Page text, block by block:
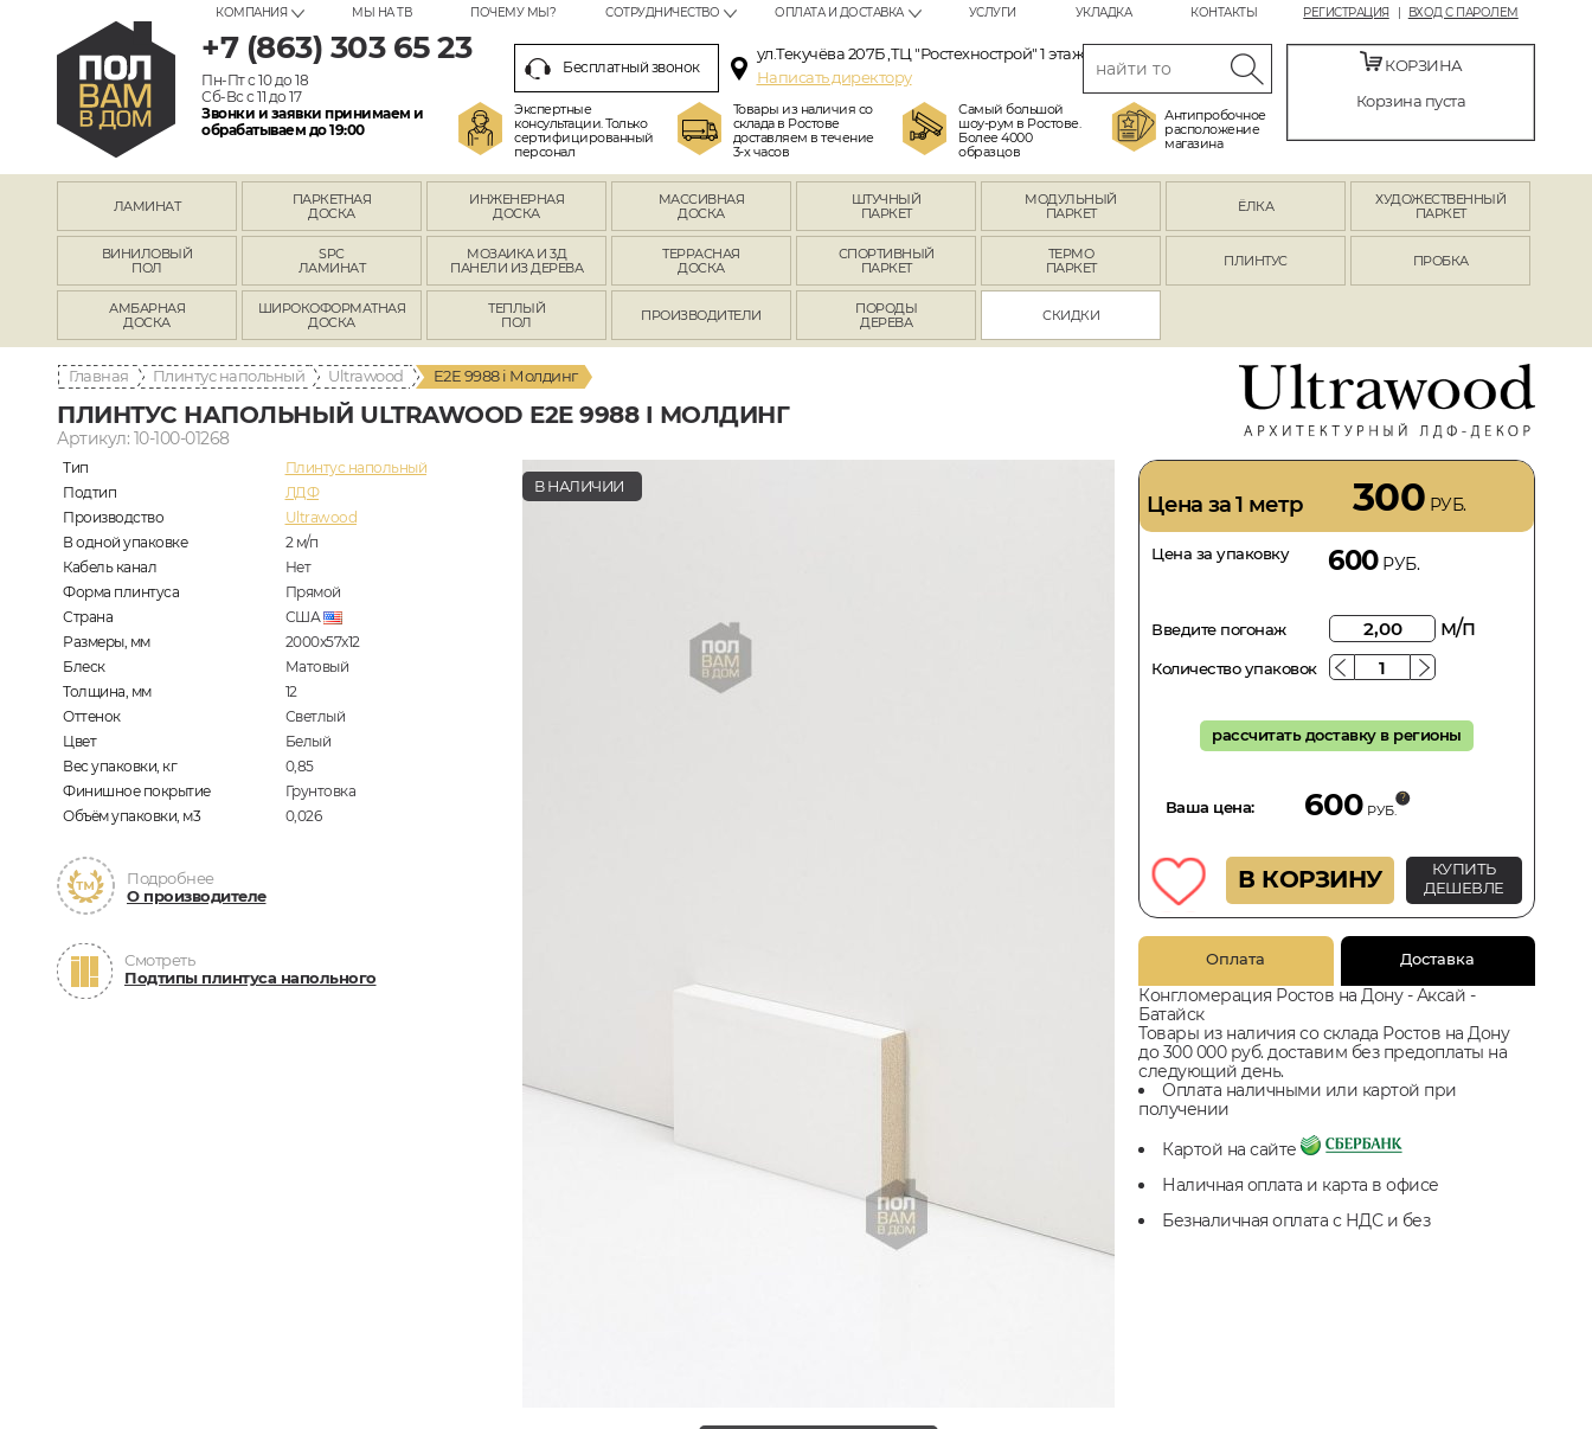
РЕГИСТРАЦИЯ ВХОД С ПАРОЛЕМ
КОМПАНИЯ МЫ НА ТВ ПОЧЕМУ МЫ? СОТРУДНИЧЕСТВО ОПЛАТА И ДОСТАВКА УСЛУГИ УКЛАДКА КОНТАКТЫ
+7 (863) 303 65 23
Пн-Пт с 10 до 18
Сб-Вс с 11 до 17
Звонки и заявки принимаем и
обрабатываем до 19:00
Бесплатный звонок
ул.Текучёва 207Б ,ТЦ "Ростехнострой" 1 этаж
Написать директору
Экспертные
консультации. Только
сертифицированный
персонал
Товары из наличия со
склада в Ростове
доставляем в течение
3-х часов
Самый большой
шоу-рум в Ростове.
Более 4000
образцов
Антипробочное
расположение
магазина
КОРЗИНА
Корзина пуста
ЛАМИНАТ
ПАРКЕТНАЯ
ДОСКА
ИНЖЕНЕРНАЯ
ДОСКА
МАССИВНАЯ
ДОСКА
ШТУЧНЫЙ
ПАРКЕТ
МОДУЛЬНЫЙ
ПАРКЕТ
ЁЛКА
ХУДОЖЕСТВЕННЫЙ
ПАРКЕТ
ВИНИЛОВЫЙ
ПОЛ
SPC
ЛАМИНАТ
МОЗАИКА И 3Д
ПАНЕЛИ ИЗ ДЕРЕВА
ТЕРРАСНАЯ
ДОСКА
СПОРТИВНЫЙ
ПАРКЕТ
ТЕРМО
ПАРКЕТ
ПЛИНТУС ПРОБКА
АМБАРНАЯ
ДОСКА
ШИРОКОФОРМАТНАЯ
ДОСКА
ТЕПЛЫЙ
ПОЛ
ПРОИЗВОДИТЕЛИ
ПОРОДЫ
ДЕРЕВА
СКИДКИ
Главная Плинтус напольный Ultrawood E2E 9988 i Молдинг
ПЛИНТУС НАПОЛЬНЫЙ ULTRAWOOD E2E 9988 I МОЛДИНГ
Артикул: 10-100-01268
Тип
Плинтус напольный
Подтип
ЛДФ
Производство
Ultrawood
В одной упаковке
2 м/п
Кабель канал
Нет
Форма плинтуса
Прямой
Страна
США
Размеры, мм
2000x57x12
Блеск
Матовый
Толщина, мм
12
Оттенок
Светлый
Цвет
Белый
Вес упаковки, кг
0,85
Финишное покрытие
Грунтовка
Объём упаковки, м3
0,026
Подробнее
О производителе
Смотреть
Подтипы плинтуса напольного
В НАЛИЧИИ
Цена за 1 метр 300 РУБ.
Цена за упаковку 600РУБ.
Введите погонаж м/п
Количество упаковок
рассчитать доставку в регионы
Ваша цена: 600 РУБ.
В КОРЗИНУ
КУПИТЬ
ДЕШЕВЛЕ
Оплата Доставка
Конгломерация Ростов на Дону - Аксай -
Батайск
Товары из наличия со склада Ростов на Дону
до 300 000 руб. доставим без предоплаты на
следующий день.
Оплата наличными или картой при
получении
Картой на сайте
Наличная оплата и карта в офисе
Безналичная оплата с НДС и без